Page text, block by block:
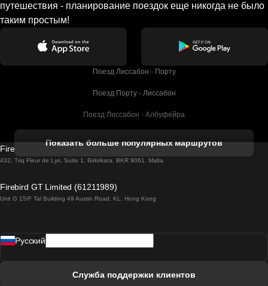
путешествия - планирование поездок еще никогда не было
таким простым!
Поезд Лиссабон - Порту
Поезд Порту - Лиссабон
Поезд Лиссабон - Албуфейра
Поезд Лиссабон - Лагос
Поезд Лиссабон - Мадрид
Показать больше популярных маршрутов
Firebird GT Limited (OC 1451)
432, Triq Fleur de Lys, Suite 1, Birkirkara, BKR 9061, Malta
Firebird GT Limited (61211989)
Unit G 15/F Tal Building 49 Austin Road, KL, Hong Kong
Pусский
Служба поддержки клиентов